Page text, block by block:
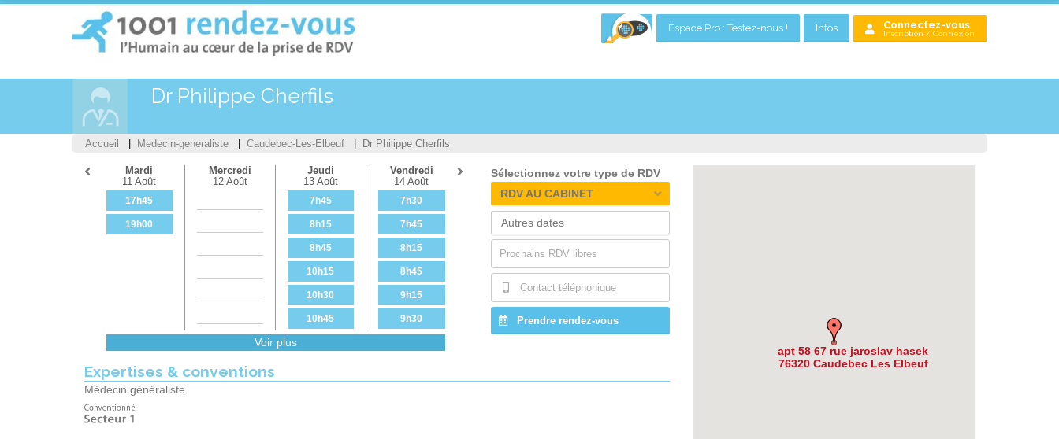
Espace Pro : Testez-nous ! Infos Connectez-vous
Inscription / Connexion
Dr Philippe Cherfils
Accueil Medecin-generaliste Caudebec-Les-Elbeuf Dr Philippe Cherfils
Mardi
11 Août
17h45
19h00
Mercredi
12 Août
Jeudi
13 Août
7h45
8h15
8h45
10h15
10h30
10h45
Vendredi
14 Août
7h30
7h45
8h15
8h45
9h15
9h30
Voir plus
Sélectionnez votre type de RDV
RDV AU CABINET
Prochains RDV libres
Contact téléphonique
Prendre rendez-vous
Expertises & conventions
Médecin généraliste
apt 58 67 rue jaroslav hasek
76320 Caudebec Les Elbeuf